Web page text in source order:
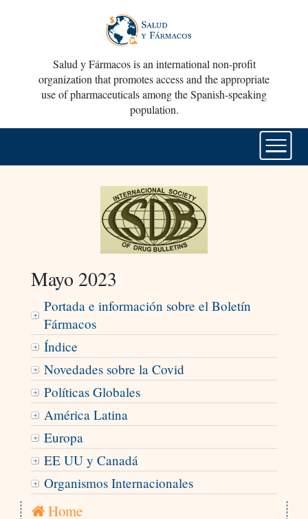
Salud y Fármacos is an international non-profit
organization that promotes access and the appropriate
use of pharmaceuticals among the Spanish-speaking
population.
Mayo 2023
Portada e información sobre el Boletín
Fármacos
Índice
Novedades sobre la Covid
Políticas Globales
América Latina
Europa
EE UU y Canadá
Organismos Internacionales
Home